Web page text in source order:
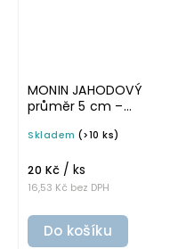
MONIN JAHODOVÝ
průměr 5 cm –
písmu, omyvatelná
potravinové láhve
Skladem (>10 ks)
16,53 Kč bez DPH
20 Kč / ks
Do košíku